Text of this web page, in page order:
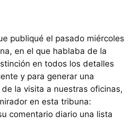
publiqué el pasado miércoles
en el que hablaba de la
en todos los detalles
y para generar una
la visita a nuestras oficinas,
en esta tribuna:
comentario diario una lista